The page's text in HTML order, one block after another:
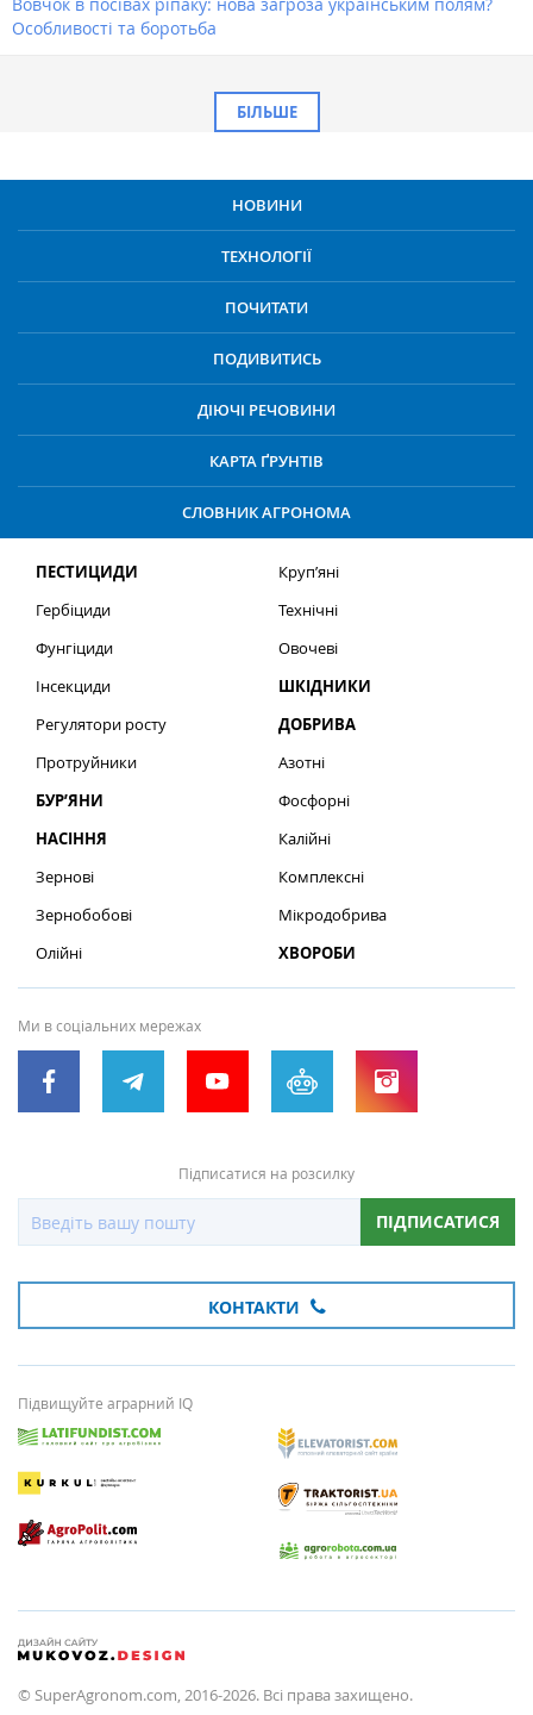
Особливості та боротьба
БІЛЬШЕ
НОВИНИ
ТЕХНОЛОГІЇ
ПОЧИТАТИ
ПОДИВИТИСЬ
ДІЮЧІ РЕЧОВИНИ
КАРТА ҐРУНТІВ
СЛОВНИК АГРОНОМА
ПЕСТИЦИДИ
Гербіциди
Фунгіциди
Інсекциди
Регулятори росту
Протруйники
БУР’ЯНИ
НАСІННЯ
Зернові
Зернобобові
Олійні
Круп’яні
Технічні
Овочеві
ШКІДНИКИ
ДОБРИВА
Азотні
Фосфорні
Калійні
Комплексні
Мікродобрива
ХВОРОБИ
Ми в соціальних мережах
Підписатися на розсилку
ПІДПИСАТИСЯ
КОНТАКТИ
Підвищуйте аграрний IQ
© SuperAgronom.com, 2016-2026. Всі права захищено.